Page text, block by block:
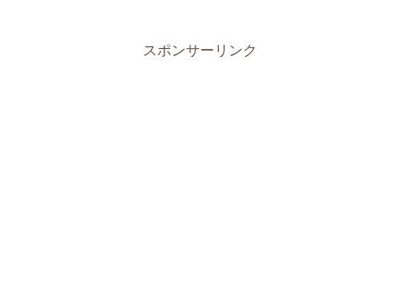
スポンサーリンク